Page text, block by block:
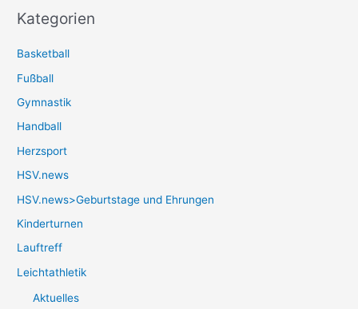
Kategorien
Basketball
Fußball
Gymnastik
Handball
Herzsport
HSV.news
HSV.news>Geburtstage und Ehrungen
Kinderturnen
Lauftreff
Leichtathletik
Aktuelles